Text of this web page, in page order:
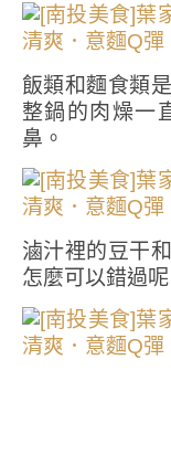
飯類和麵食類
整鍋的肉燥一
鼻。
滷汁裡的豆干
怎麼可以錯過